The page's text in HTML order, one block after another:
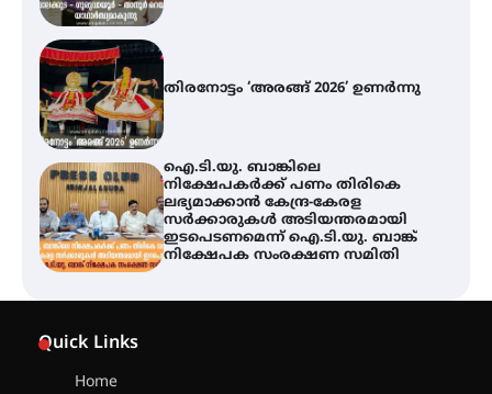
തിരനോട്ടം ‘അരങ്ങ് 2026’ ഉണർന്നു
ഐ.ടി.യു. ബാങ്കിലെ
നിക്ഷേപകർക്ക് പണം തിരികെ
ലഭ്യമാക്കാൻ കേന്ദ്ര-കേരള
സർക്കാരുകൾ അടിയന്തരമായി
ഇടപെടണമെന്ന് ഐ.ടി.യു. ബാങ്ക്
നിക്ഷേപക സംരക്ഷണ സമിതി
Quick Links
Home